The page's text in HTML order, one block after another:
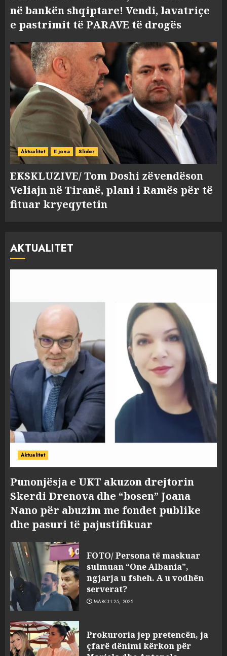
në bankën shqiptare! Vendi, lavatriçe
e pastrimit të PARAVE të drogës
Aktualitet E jona Slider
EKSKLUZIVE/ Tom Doshi zëvendëson
Veliajn në Tiranë, plani i Ramës për të
fituar kryeqytetin
AKTUALITET
Aktualitet
Punonjësja e UKT akuzon drejtorin
Skerdi Drenova dhe “bosen” Joana
Nano për abuzim me fondet publike
dhe pasuri të pajustifikuar
FOTO/ Persona të maskuar
sulmuan “One Albania”,
ngjarja u fsheh. A u vodhën
serverat?
MARCH 25, 2025
Prokuroria jep pretencën, ja
çfarë dënimi kërkon për